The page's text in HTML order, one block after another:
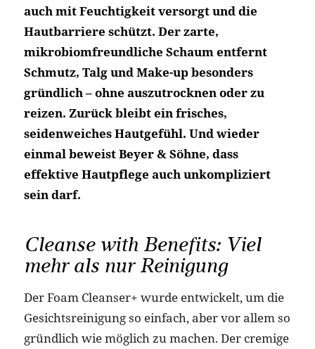
auch mit Feuchtigkeit versorgt und die
Hautbarriere schützt. Der zarte,
mikrobiomfreundliche Schaum entfernt
Schmutz, Talg und Make-up besonders
gründlich – ohne auszutrocknen oder zu
reizen. Zurück bleibt ein frisches,
seidenweiches Hautgefühl. Und wieder
einmal beweist Beyer & Söhne, dass
effektive Hautpflege auch unkompliziert
sein darf.
Cleanse with Benefits: Viel
mehr als nur Reinigung
Der Foam Cleanser+ wurde entwickelt, um die
Gesichtsreinigung so einfach, aber vor allem so
gründlich wie möglich zu machen. Der cremige